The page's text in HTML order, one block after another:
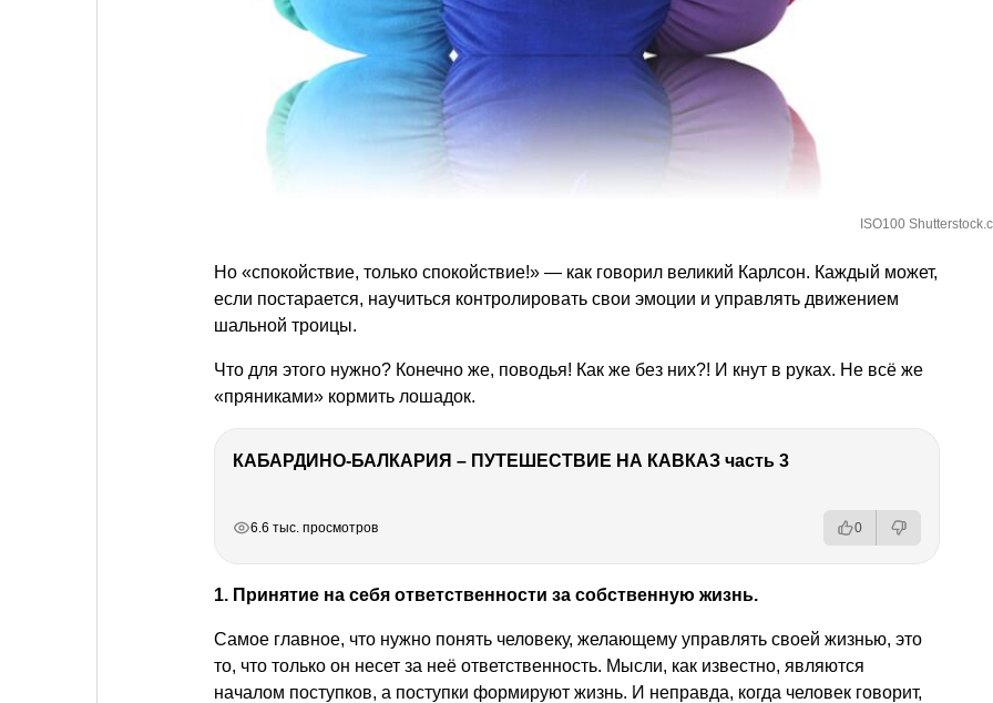
ISO100
Но «спокойствие, только спокойствие!» — как говорил великий Карлсон. Каждый может,
если постарается, научиться контролировать свои эмоции и управлять движением
шальной троицы.
Что для этого нужно? Конечно же, поводья! Как же без них?! И кнут в руках. Не всё же
«пряниками» кормить лошадок.
КАБАРДИНО-БАЛКАРИЯ – ПУТЕШЕСТВИЕ НА КАВКАЗ часть 3
6.6 тыс. просмотров 0
1. Принятие на себя ответственности за собственную жизнь.
Самое главное, что нужно понять человеку, желающему управлять своей жизнью, это
то, что только он несет за неё ответственность. Мысли, как известно, являются
началом поступков, а поступки формируют жизнь. И неправда, когда человек говорит,